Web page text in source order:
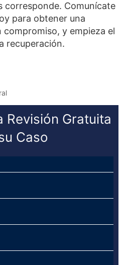
corresponde. Comunícate
para obtener una
compromiso, y empieza el
recuperación.
Revisión Gratuita
Caso